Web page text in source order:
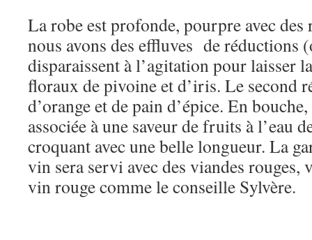
La robe est profonde, pourpre avec
nous avons des effluves de
disparaissent à l’agitation pour laisser
floraux de pivoine et d’iris. Le second
d’orange et de pain d’épice. En
associée à une saveur de fruits à l’eau
croquant avec une belle longueur. La
vin sera servi avec des viandes rouges,
vin rouge comme le conseille Sylvère.